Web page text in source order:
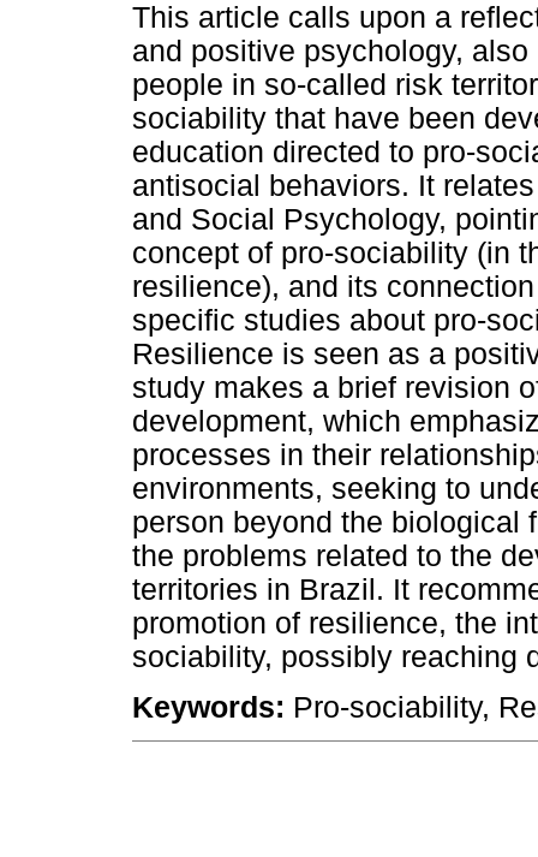
This article calls upon a
and positive psychology,
people in so-called risk
sociability that have been
education directed to pro-
antisocial behaviors. It
and Social Psychology,
concept of pro-sociability (in
resilience), and its
specific studies about pro-
Resilience is seen as a
study makes a brief revision
development, which
processes in their
environments, seeking to
person beyond the biological
the problems related to the
territories in Brazil. It
promotion of resilience, the
sociability, possibly reaching
Keywords: Pro-sociability,